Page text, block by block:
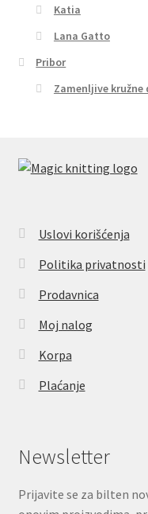
Katia
Lana Gatto
Pribor
Zamenljive kružne
Uslovi korišćenja
Politika privatnosti
Prodavnica
Moj nalog
Korpa
Plaćanje
Newsletter
Prijavite se za bilten